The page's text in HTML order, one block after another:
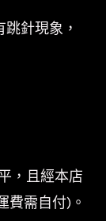
針現象，
，且經本店
費需自付)。